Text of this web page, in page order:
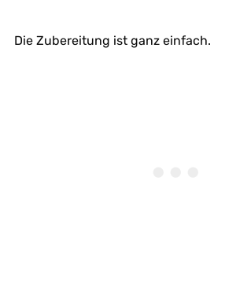
Die Zubereitung ist ganz einfach.